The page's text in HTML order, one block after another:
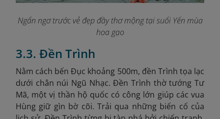
Ngẩn ngơ trước vẻ đẹp đầy thơ mộng tại suối Yến mùa
hoa gạo
3.3. Đền Trình
Nằm cách bến Đục khoảng 500m, đền Trình tọa lạc
dưới chân núi Ngũ Nhạc. Đền Trình thờ tướng Tư
Mã, một vị thần hộ quốc có công lớn giúp các vua
Hùng giữ gìn bờ cõi. Trải qua những biến cố của